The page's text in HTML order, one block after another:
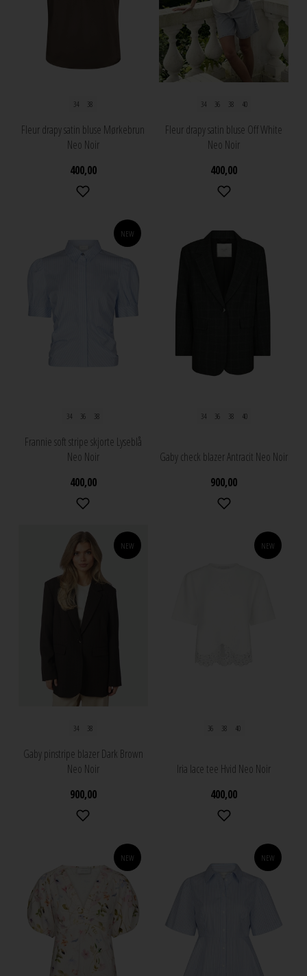
34 38
Fleur drapy satin bluse Mørkebrun
Neo Noir
400,00
34 36 38 40
Fleur drapy satin bluse Off White
Neo Noir
400,00
NEW
34 36 38
Frannie soft stripe skjorte Lyseblå
Neo Noir
400,00
34 36 38 40
Gaby check blazer Antracit Neo Noir
900,00
NEW
34 38
Gaby pinstripe blazer Dark Brown
Neo Noir
900,00
NEW
36 38 40
Iria lace tee Hvid Neo Noir
400,00
NEW NEW